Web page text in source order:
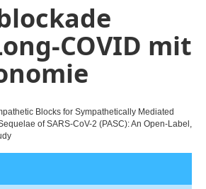
COVID mit
Blocks for Sympathetically Mediated
of SARS-CoV-2 (PASC): An Open-Label,